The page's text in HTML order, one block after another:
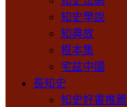
知史學說
知典故
根本集
宅兹中國
長知史
知史好書推薦